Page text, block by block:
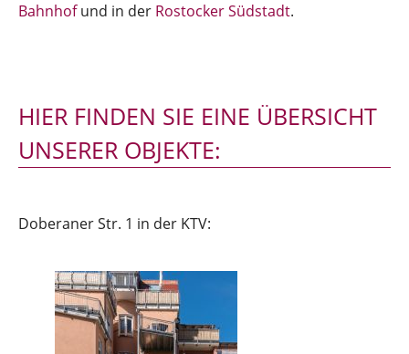
Bahnhofund in der Rostocker Südstadt.
HIER FINDEN SIE EINE ÜBERSICHT
UNSERER OBJEKTE:
Doberaner Str. 1 in der KTV: